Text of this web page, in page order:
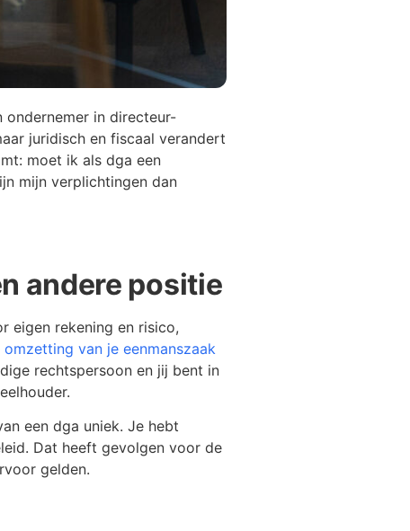
ondernemer in directeur-
juridisch en fiscaal verandert
moet ik als dga een
mijn verplichtingen dan
andere positie
eigen rekening en risico,
omzetting van je eenmanszaak
rechtspersoon en jij bent in
een dga uniek. Je hebt
Dat heeft gevolgen voor de
gelden.